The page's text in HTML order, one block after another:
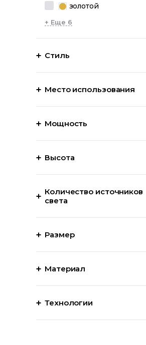
золотой
+ Еще 6
Стиль
Место использования
Мощность
Высота
Количество источников
света
Размер
Материал
Технологии